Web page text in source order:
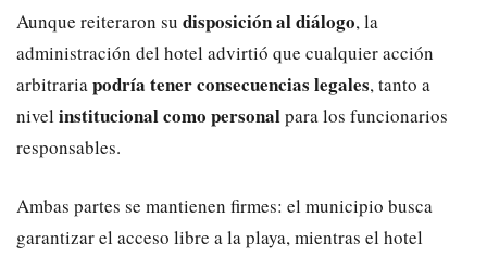
Aunque reiteraron su disposición al diálogo, la
administración del hotel advirtió que cualquier acción
arbitrariapodría tener consecuencias legales, tanto a
nivel institucional como personalpara los funcionarios
responsables.
Ambas partes se mantienen firmes: el municipio busca
garantizar el acceso libre a la playa, mientras el hotel